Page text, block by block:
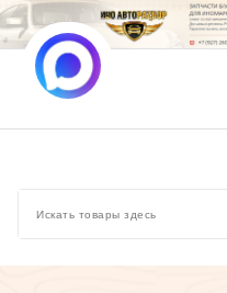
Перейти
к
содержимому